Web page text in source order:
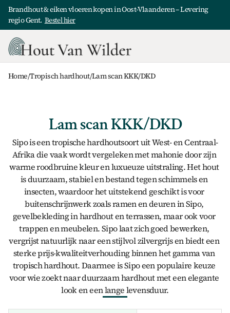
Brandhout & eiken vloeren kopen in Oost-Vlaanderen – Levering
regio Gent. Bestel hier
Home/Tropisch hardhout/Lam scan KKK/DKD
Lam scan KKK/DKD
Sipo is een tropische hardhoutsoort uit West- en Centraal-
Afrika die vaak wordt vergeleken met mahonie door zijn
warme roodbruine kleur en luxueuze uitstraling. Het hout
is duurzaam, stabiel en bestand tegen schimmels en
insecten, waardoor het uitstekend geschikt is voor
buitenschrijnwerk zoals ramen en deuren in Sipo
gevelbekleding in hardhout en terrassen, maar ook voor
trappen en meubelen. Sipo laat zich goed bewerken,
vergrijst natuurlijk naar een stijlvol zilvergrijs en biedt een
sterke prijs-kwaliteitverhouding binnen het gamma van
tropisch hardhout. Daarmee is Sipo een populaire keuze
voor wie zoekt naar duurzaam hardhout met een elegante
look en een lange levensduur.